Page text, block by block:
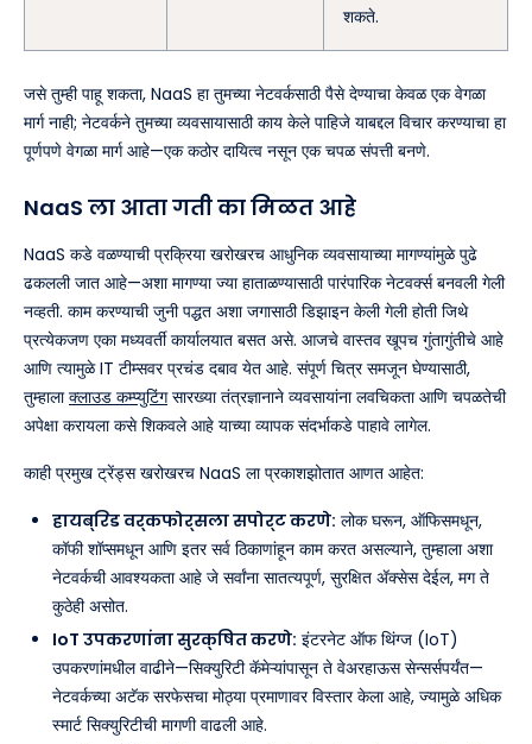
शकते.
जसे तुम्ही पाहू शकता, NaaS हा तुमच्या नेटवर्कसाठी पैसे देण्याचा केवळ एक वेगळा
मार्ग नाही; नेटवर्कने तुमच्या व्यवसायासाठी काय केले पाहिजे याबद्दल विचार करण्याचा हा
पूर्णपणे वेगळा मार्ग आहे—एक कठोर दायित्व नसून एक चपळ संपत्ती बनणे.
NaaS ला आता गती का मिळत आहे
NaaS कडे वळण्याची प्रक्रिया खरोखरच आधुनिक व्यवसायाच्या मागण्यांमुळे पुढे
ढकलली जात आहे—अशा मागण्या ज्या हाताळण्यासाठी पारंपारिक नेटवर्क्स बनवली गेली
नव्हती. काम करण्याची जुनी पद्धत अशा जगासाठी डिझाइन केली गेली होती जिथे
प्रत्येकजण एका मध्यवर्ती कार्यालयात बसत असे. आजचे वास्तव खूपच गुंतागुंतीचे आहे
आणि त्यामुळे IT टीम्सवर प्रचंड दबाव येत आहे. संपूर्ण चित्र समजून घेण्यासाठी,
तुम्हालाक्लाउड कम्प्युटिंगसारख्या तंत्रज्ञानाने व्यवसायांना लवचिकता आणि चपळतेची
अपेक्षा करायला कसे शिकवले आहे याच्या व्यापक संदर्भाकडे पाहावे लागेल.
काही प्रमुख ट्रेंड्स खरोखरच NaaS ला प्रकाशझोतात आणत आहेत:
हायब्रिड वर्कफोर्सला सपोर्ट करणे: लोक घरून, ऑफिसमधून,
कॉफी शॉप्समधून आणि इतर सर्व ठिकाणांहून काम करत असल्याने, तुम्हाला अशा
नेटवर्कची आवश्यकता आहे जे सर्वांना सातत्यपूर्ण, सुरक्षित ॲक्सेस देईल, मग ते
कुठेही असोत.
IoT उपकरणांना सुरक्षित करणे: इंटरनेट ऑफ थिंग्ज (IoT)
उपकरणांमधील वाढीने—सिक्युरिटी कॅमेऱ्यांपासून ते वेअरहाऊस सेन्सर्सपर्यंत—
नेटवर्कच्या अटॅक सरफेसचा मोठ्या प्रमाणावर विस्तार केला आहे, ज्यामुळे अधिक
स्मार्ट सिक्युरिटीची मागणी वाढली आहे.